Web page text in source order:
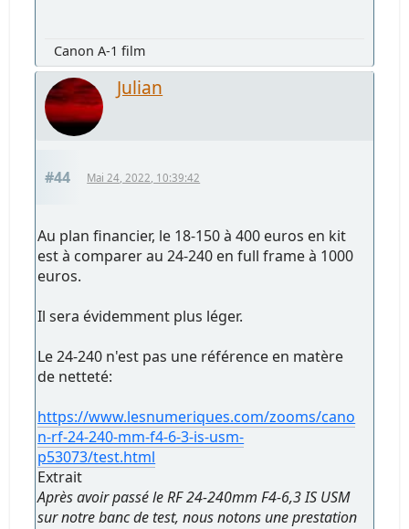
Canon A-1 film
Julian
#44 Mai 24, 2022, 10:39:42
Au plan financier, le 18-150 à 400 euros en kit
est à comparer au 24-240 en full frame à 1000
euros.
Il sera évidemment plus léger.
Le 24-240 n'est pas une référence en matère
de netteté:
https://www.lesnumeriques.com/zooms/cano
n-rf-24-240-mm-f4-6-3-is-usm-
p53073/test.html
Extrait
Après avoir passé le RF 24-240mm F4-6,3 IS USM
sur notre banc de test, nous notons une prestation